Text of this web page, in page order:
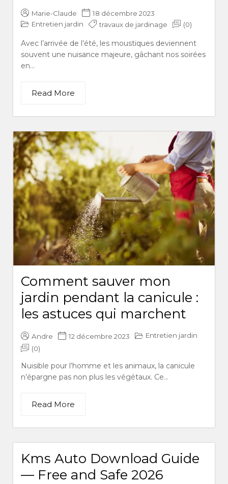
Marie-Claude
18 décembre 2023
Entretien jardin
travaux de jardinage (0)
Avec l’arrivée de l’été, les moustiques deviennent
souvent une nuisance majeure, gâchant nos soirées
en...
Read More
Comment sauver mon
jardin pendant la canicule :
les astuces qui marchent
Andre 12 décembre 2023
Entretien jardin
(0)
Nuisible pour l’homme et les animaux, la canicule
n’épargne pas non plus les végétaux. Ce...
Read More
Kms Auto Download Guide
— Free and Safe 2026